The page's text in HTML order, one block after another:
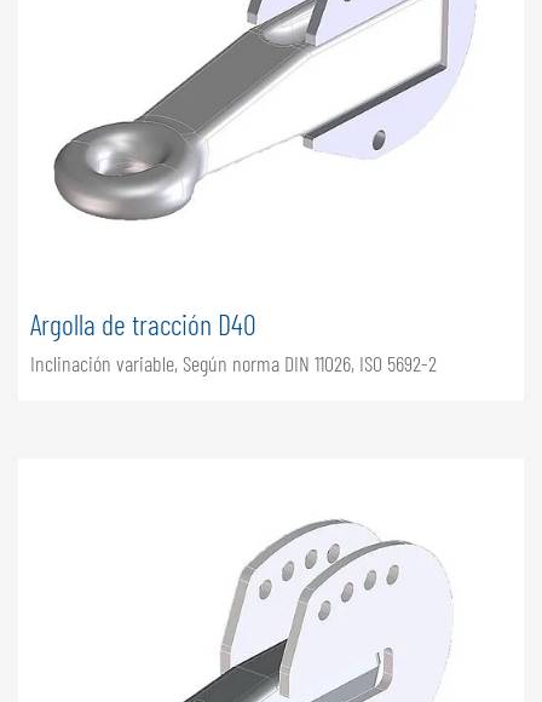
Argolla de tracción D40
Inclinación variable, Según norma DIN 11026, ISO 5692-2